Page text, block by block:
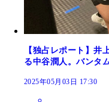
【独占レポート】井
る中谷潤人。バンタ
2025年05月03日 17:30